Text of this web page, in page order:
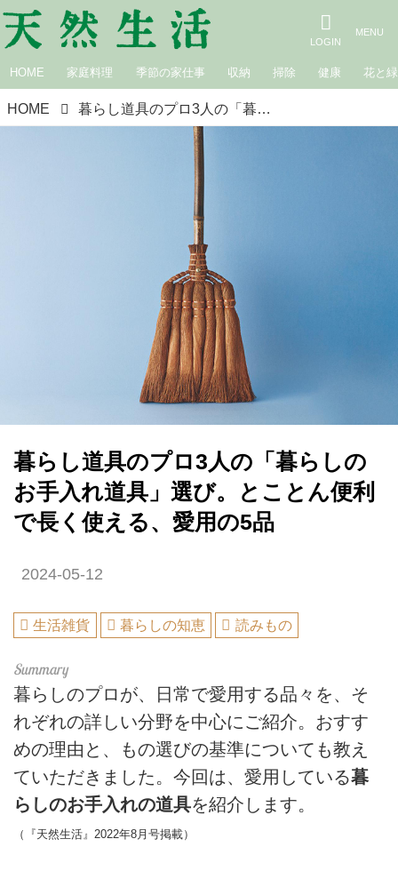
HOME 家庭料理 季節の家仕事 収納 掃除 健康 花と緑
HOME 暮らし道具のプロ3人の「暮らしのお手入れ道具」選び。とことん便利で長く使える、愛用の5品
暮らし道具のプロ3人の「暮らしの
お手入れ道具」選び。とことん便利
で長く使える、愛用の5品
2024-05-12
生活雑貨 暮らしの知恵 読みもの
暮らしのプロが、日常で愛用する品々を、そ
れぞれの詳しい分野を中心にご紹介。おすす
めの理由と、もの選びの基準についても教え
ていただきました。今回は、愛用している暮
らしのお手入れの道具を紹介します。
（『天然生活』2022年8月号掲載）